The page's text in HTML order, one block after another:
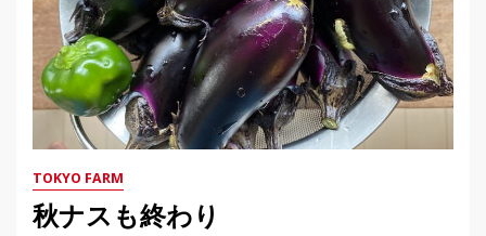
TOKYO FARM
秋ナスも終わり